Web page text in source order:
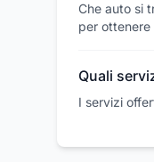
Che auto si
per ottenere
Quali
I servizi